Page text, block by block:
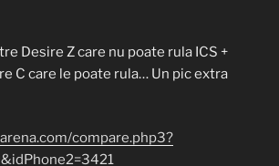
Desire Z care nu poate rula ICS +
C care le poate rula… Un pic extra
compare.php3?